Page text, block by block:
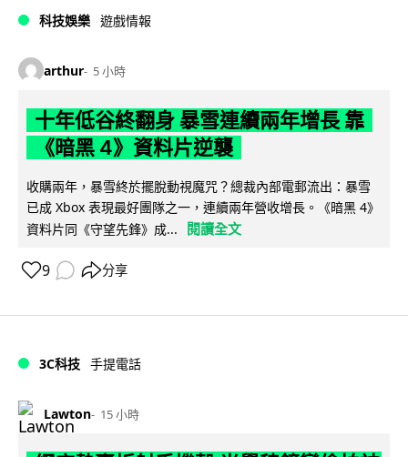
科技娛樂 遊戲情報
arthur 5 小時
十年低谷終翻身 暴雪連續兩年增長 靠
《暗黑 4》資料片逆襲
收購兩年，暴雪終於擺脫動視魔咒？總裁內部電郵流出：暴雪
已成 Xbox 表現最好團隊之一，連續兩年營收增長。《暗黑 4》
資料片同《守望先鋒》成...
閱讀全文
9 分享
3C科技 手提電話
Lawton 15 小時